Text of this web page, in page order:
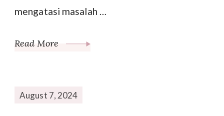
mengatasi masalah …
Read More
August 7, 2024